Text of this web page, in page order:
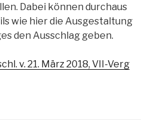
Dabei können durchaus
wie hier die Ausgestaltung
den Ausschlag geben.
v. 21. März 2018, VII-Verg